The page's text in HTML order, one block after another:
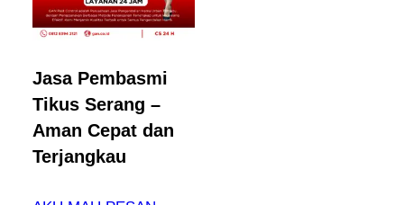
Jasa Pembasmi
Tikus Serang –
Aman Cepat dan
Terjangkau